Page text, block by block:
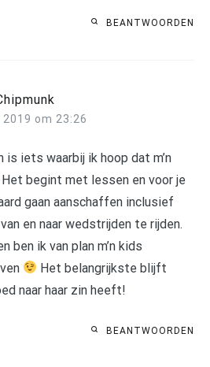
BEANTWOORDEN
om 23:26
is iets waarbij ik hoop dat m’n
begint met lessen en voor je
gaan aanschaffen inclusief
en naar wedstrijden te rijden.
ben ik van plan m’n kids
Het belangrijkste blijft
naar haar zin heeft!
BEANTWOORDEN